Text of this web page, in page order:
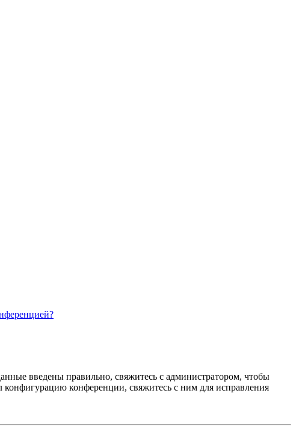
введены правильно, свяжитесь с администратором, чтобы
конференции, свяжитесь с ним для исправления